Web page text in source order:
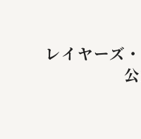
レイヤーズ